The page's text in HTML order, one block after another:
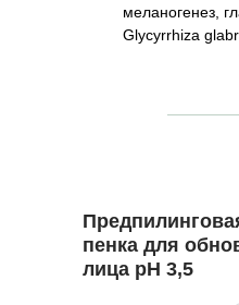
меланогенез,
Glycyrrhiza
пенка для
лица pH 3,5